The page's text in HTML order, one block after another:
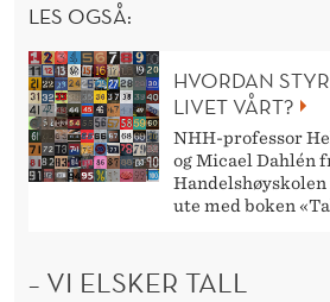
LES OGSÅ:
HVORDAN
LIVET VÅRT?
NHH-professor
og Micael Dahlén
ute med boken
– VI ELSKER TALL